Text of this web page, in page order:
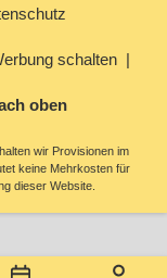
schalten
oben
wir Provisionen im
keine Mehrkosten für
dieser Website.